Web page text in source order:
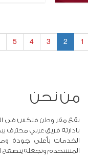
1
2
3
4
5
من نحن
يقع مقر وطن فلكس في
بادارته فريق عربي
الخدمات بأعلى جودة
المستخدم وتجعله يتصفح